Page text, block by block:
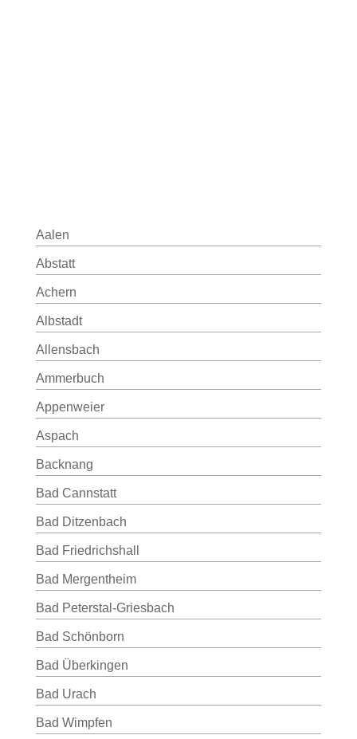
Aalen
Abstatt
Achern
Albstadt
Allensbach
Ammerbuch
Appenweier
Aspach
Backnang
Bad Cannstatt
Bad Ditzenbach
Bad Friedrichshall
Bad Mergentheim
Bad Peterstal-Griesbach
Bad Schönborn
Bad Überkingen
Bad Urach
Bad Wimpfen